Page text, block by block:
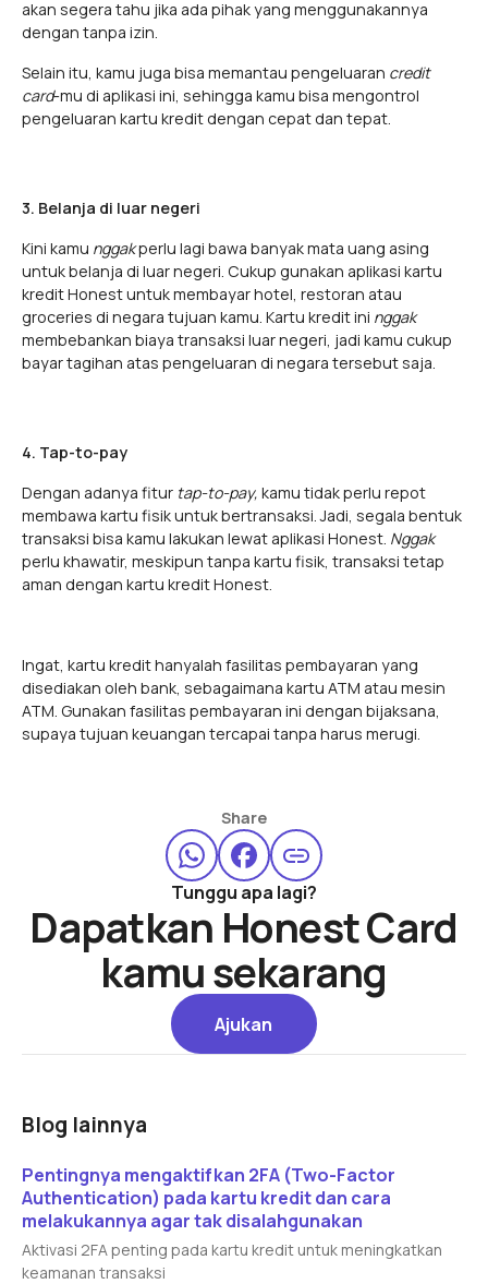
akan segera tahu jika ada pihak yang menggunakannya
dengan tanpa izin.
Selain itu, kamu juga bisa memantau pengeluaran credit
card-mu di aplikasi ini, sehingga kamu bisa mengontrol
pengeluaran kartu kredit dengan cepat dan tepat.
3. Belanja di luar negeri
Kini kamu nggakperlu lagi bawa banyak mata uang asing
untuk belanja di luar negeri. Cukup gunakan aplikasi kartu
kredit Honest untuk membayar hotel, restoran atau
groceries di negara tujuan kamu. Kartu kredit ini nggak
membebankan biaya transaksi luar negeri, jadi kamu cukup
bayar tagihan atas pengeluaran di negara tersebut saja.
4. Tap-to-pay
Dengan adanya fitur tap-to-pay, kamu tidak perlu repot
membawa kartu fisik untuk bertransaksi. Jadi, segala bentuk
transaksi bisa kamu lakukan lewat aplikasi Honest. Nggak
perlu khawatir, meskipun tanpa kartu fisik, transaksi tetap
aman dengan kartu kredit Honest.
Ingat, kartu kredit hanyalah fasilitas pembayaran yang
disediakan oleh bank, sebagaimana kartu ATM atau mesin
ATM. Gunakan fasilitas pembayaran ini dengan bijaksana,
supaya tujuan keuangan tercapai tanpa harus merugi.
Share
Tunggu apa lagi?
Dapatkan Honest Card
kamu sekarang
Ajukan
Ajukan
Blog lainnya
Pentingnya mengaktifkan 2FA (Two-Factor
Authentication) pada kartu kredit dan cara
melakukannya agar tak disalahgunakan
Aktivasi 2FA penting pada kartu kredit untuk meningkatkan
keamanan transaksi